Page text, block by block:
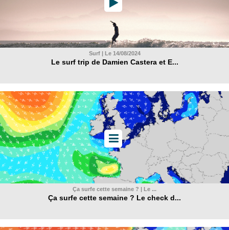
Surf | Le 14/08/2024
Le surf trip de Damien Castera et E...
Ça surfe cette semaine ? | Le ...
Ça surfe cette semaine ? Le check d...